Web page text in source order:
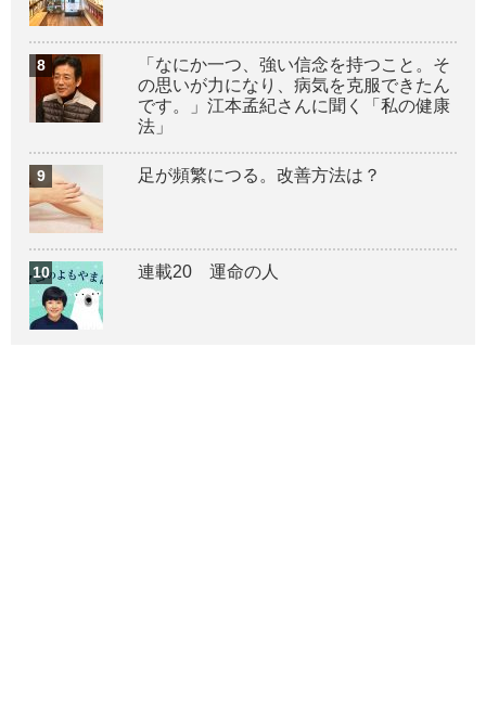
「なにか一つ、強い信念を持つこと。そ
の思いが力になり、病気を克服できたん
です。」江本孟紀さんに聞く「私の健康
法」
足が頻繁につる。改善方法は？
連載20 運命の人